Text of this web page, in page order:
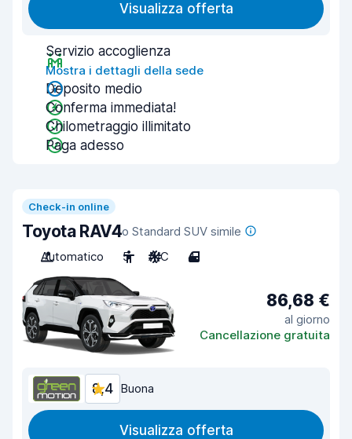
Visualizza offerta
Servizio accoglienza
Mostra i dettagli della sede
Deposito medio
Conferma immediata!
Chilometraggio illimitato
Paga adesso
Check-in online
Toyota RAV4o Standard SUV simile
Automatico
5 A/C 4
86,68 €
al giorno
Cancellazione gratuita
8,4 Buona
Visualizza offerta